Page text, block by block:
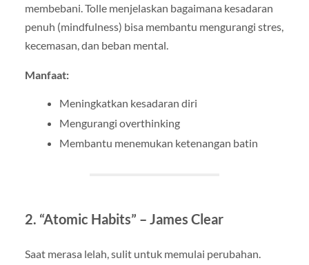
membebani. Tolle menjelaskan bagaimana kesadaran
penuh (mindfulness) bisa membantu mengurangi stres,
kecemasan, dan beban mental.
Manfaat:
Meningkatkan kesadaran diri
Mengurangi overthinking
Membantu menemukan ketenangan batin
2. “Atomic Habits” – James Clear
Saat merasa lelah, sulit untuk memulai perubahan.